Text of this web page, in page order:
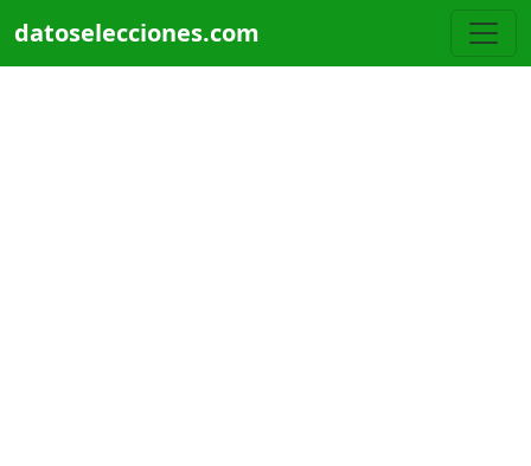
datoselecciones.com